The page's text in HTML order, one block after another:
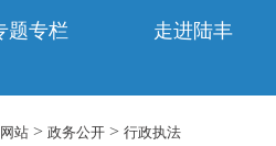
题专栏
走进陆丰
站> 政务公开> 行政执法